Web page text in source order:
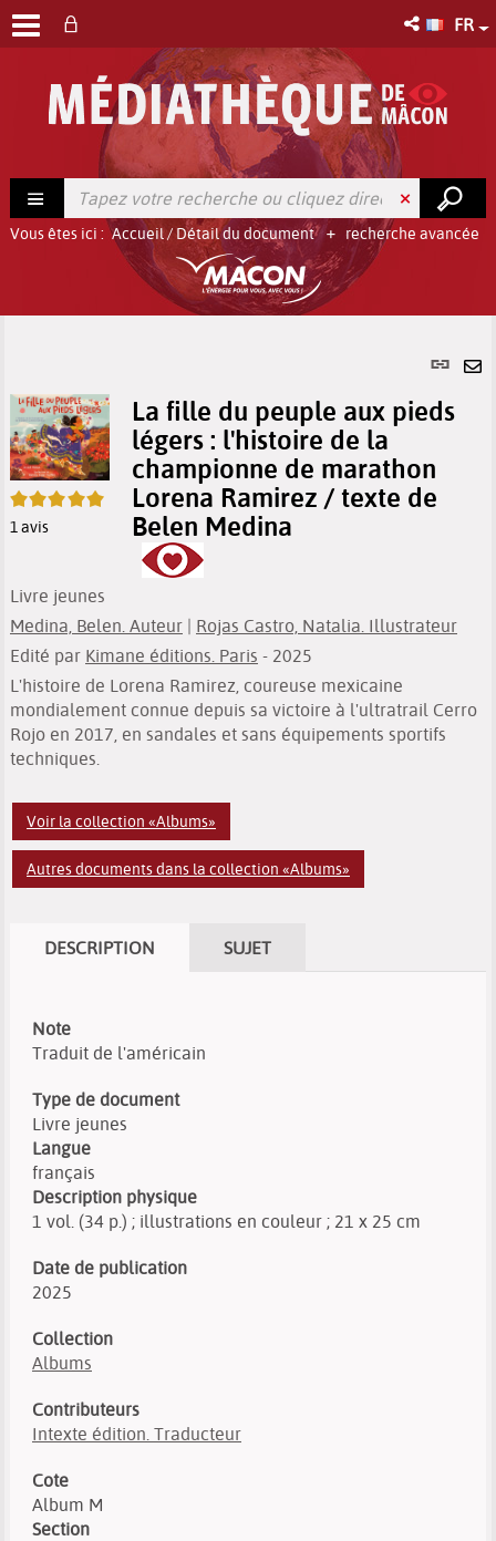
FR
recherche avancée
Vous êtes ici : Accueil/ Détail du document
Lien
5/5
1avis
La fille du peuple aux pieds
légers : l'histoire de la
championne de marathon
Lorena Ramirez / texte de
Belen Medina
Livre jeunes
Medina, Belen. Auteur | Rojas Castro, Natalia. Illustrateur
Edité par Kimane éditions. Paris - 2025
L'histoire de Lorena Ramirez, coureuse mexicaine
mondialement connue depuis sa victoire à l'ultratrail Cerro
Rojo en 2017, en sandales et sans équipements sportifs
techniques.
Voir la collection «Albums»
Autres documents dans la collection «Albums»
DESCRIPTION SUJET
Note
Traduit de l'américain
Type de document
Livre jeunes
Langue
français
Description physique
1 vol. (34 p.) ; illustrations en couleur ; 21 x 25 cm
Date de publication
2025
Collection
Albums
Contributeurs
Intexte édition. Traducteur
Cote
Album M
Section